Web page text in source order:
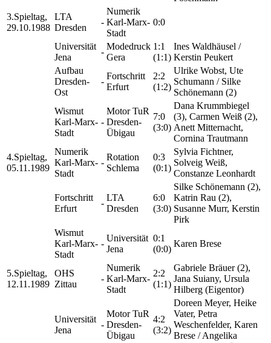
3.Spieltag,
29.10.1988
LTA
Dresden
-
Numerik
Karl-Marx-
Stadt
0:0
Universität
Jena
-
Modedruck
Gera
1:1
(1:1)
Ines Waldhäusel /
Kerstin Peukert
Aufbau
Dresden-
Ost
-
Fortschritt
Erfurt
2:2
(1:2)
Ulrike Wobst, Ute
Schumann / Silke
Schönemann (2)
Wismut
Karl-Marx-
Stadt
-
Motor TuR
Dresden-
Übigau
7:0
(3:0)
Dana Krummbiegel
(3), Carmen Weiß (2),
Anett Mitternacht,
Cornina Trautmann
4.Spieltag,
05.11.1989
Numerik
Karl-Marx-
Stadt
-
Rotation
Schlema
0:3
(0:1)
Sylvia Fichtner,
Solveig Weiß,
Constanze Leonhardt
Fortschritt
Erfurt
-
LTA
Dresden
6:0
(3:0)
Silke Schönemann (2),
Katrin Rau (2),
Susanne Murr, Kerstin
Pirk
Wismut
Karl-Marx-
Stadt
-
Universität
Jena
0:1
(0:0)
Karen Brese
5.Spieltag,
12.11.1989
OHS
Zittau
-
Numerik
Karl-Marx-
Stadt
2:2
(1:1)
Gabriele Bräuer (2),
Jana Suiany, Ursula
Hilberg (Eigentor)
Universität
Jena
-
Motor TuR
Dresden-
Übigau
4:2
(3:2)
Doreen Meyer, Heike
Vater, Petra
Weschenfelder, Karen
Brese / Angelika